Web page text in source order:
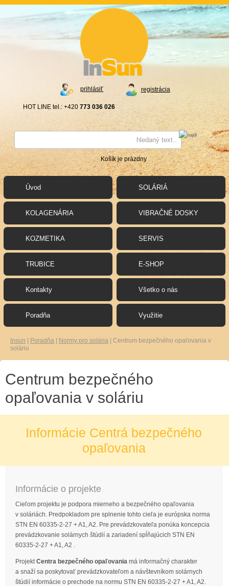
registrácia
prihlásiť
HOT LINE tel.: +420 773 036 026
Košík je prázdny
Úvod SOLÁRIÁ
KOLAGENÁRIA VIBRAČNÉ DOSKY
KOZMETIKA SERVIS
TRUBICE E-SHOP
Kontakty Všetko o nás
Poradňa Využitie
Insun Poradňa Normy pro solária
Centrum bezpečného opaľovania v
soláriu
Centrum bezpečného
opaľovania v soláriu
Informácie Centrá bezpečného
opaľovania
Informácie o projekte
Cieľom projektu je podpora mierneho a bezpečného opaľovania
v soláriách. Predpokladom pre splnenie tohto cieľa je európska norma
STN EN 60335-2-27 + A1, A2. Pre prevádzkovateľa ponúka koncepcia
prevádzkovanie solárnych štúdií a zariadení spĺňajúcich STN EN
60335-2-27 + A1, A2 .
ProjektCentra bezpečného opaľovania má informačný charakter
a snaží sa poskytovať prevádzkovateľom a návštevníkom solárnych
štúdií informácie o prechode na normu STN EN 60335-2-27 + A1, A2.